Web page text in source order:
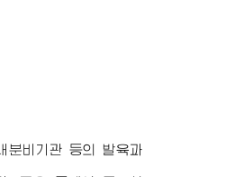
분비기관 등의 발육과